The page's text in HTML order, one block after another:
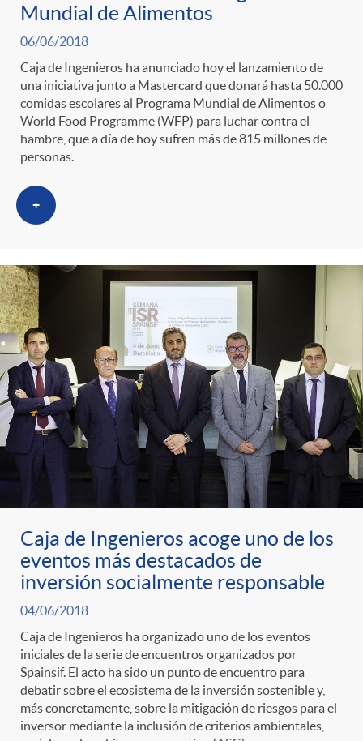
s
a
s
t
r
o
C
a
t
e
g
o
r
i
a
s
n
i
d
o
s
Mundial de Alimentos
06/06/2018
Caja de Ingenieros ha anunciado hoy el lanzamiento de
una iniciativa junto a Mastercard que donará hasta 50.000
comidas escolares al Programa Mundial de Alimentos o
World Food Programme (WFP) para luchar contra el
hambre, que a día de hoy sufren más de 815 millones de
personas.
+
Caja de Ingenieros acoge uno de los
eventos más destacados de
inversión socialmente responsable
04/06/2018
Caja de Ingenieros ha organizado uno de los eventos
iniciales de la serie de encuentros organizados por
Spainsif. El acto ha sido un punto de encuentro para
debatir sobre el ecosistema de la inversión sostenible y,
más concretamente, sobre la mitigación de riesgos para el
inversor mediante la inclusión de criterios ambientales,